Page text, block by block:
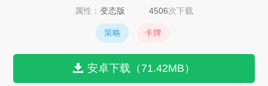
属性： 变态版 4506次下载
策略 卡牌
安卓下载（71.42MB）